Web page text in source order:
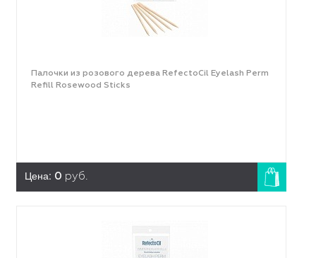
Палочки из розового дерева RefectoCil Eyelash Perm
Refill Rosewood Sticks
Цена: 0 руб.